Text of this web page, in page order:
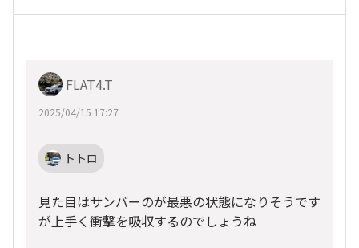
FLAT4.T
2025/04/15 17:27
トトロ
見た目はサンバーのが最悪の状態になりそうです
が上手く衝撃を吸収するのでしょうね